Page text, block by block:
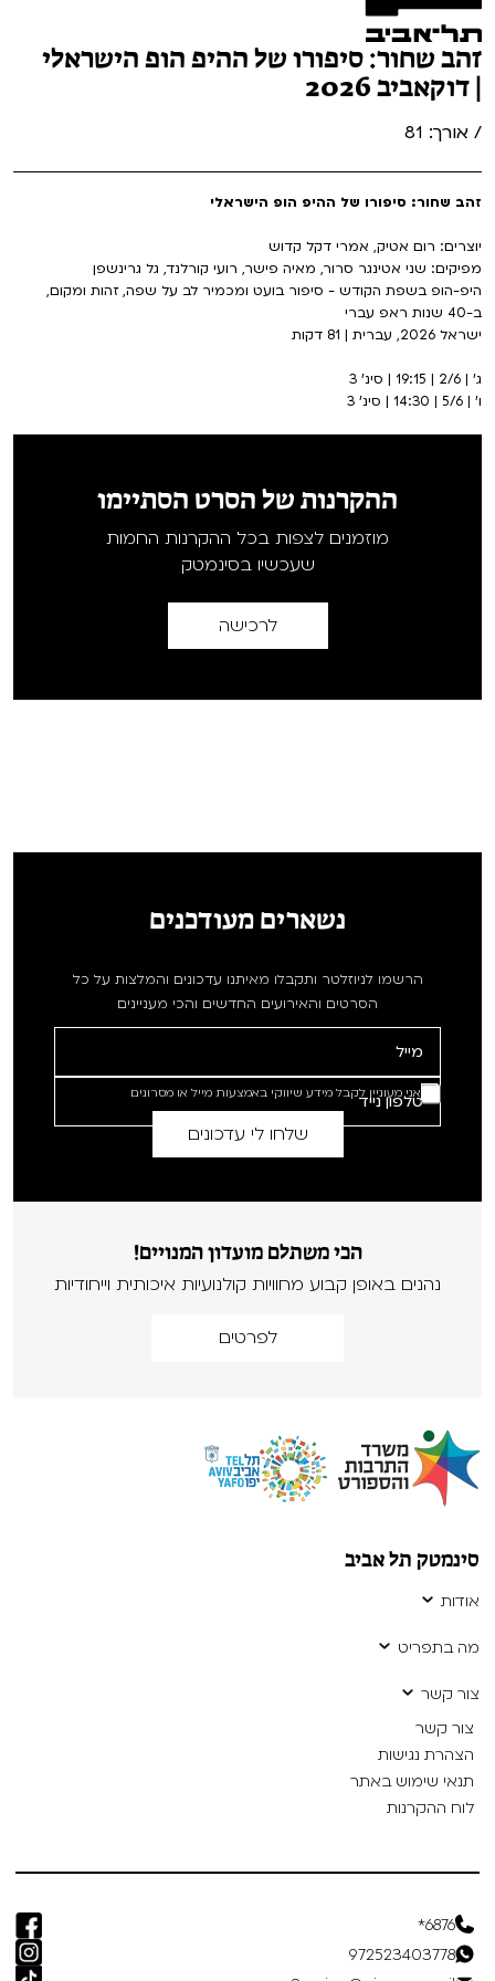
זהב שחור: סיפורו של ההיפ הופ הישראלי
| דוקאביב 2026
/ אורך: 81
זהב שחור: סיפורו של ההיפ הופ הישראלי
יוצרים: רום אטיק, אמרי דקל קדוש
מפיקים: שני אטינגר סרור, מאיה פישר, רועי קורלנד, גל גרינשפן
היפ-הופ בשפת הקודש - סיפור בועט ומכמיר לב על שפה, זהות ומקום,
ב-40 שנות ראפ עברי
ישראל 2026, עברית | 81 דקות
ג' | 2/6 | 19:15 | סינ' 3
ו' | 5/6 | 14:30 | סינ' 3
ההקרנות של הסרט הסתיימו
מוזמנים לצפות בכל ההקרנות החמות
שעכשיו בסינמטק
לרכישה
נשארים מעודכנים
הרשמו לניוזלטר ותקבלו מאיתנו עדכונים והמלצות על כל
הסרטים והאירועים החדשים והכי מעניינים
אני מעוניין לקבל מידע שיווקי באמצעות מייל או מסרונים
הכי משתלם מועדון המנויים!
נהנים באופן קבוע מחוויות קולנועיות איכותית וייחודיות
לפרטים
סינמטק תל אביב
אודות
מה בתפריט
צור קשר
צור קשר
הצהרת נגישות
תנאי שימוש באתר
לוח ההקרנות
6876*
972523403778